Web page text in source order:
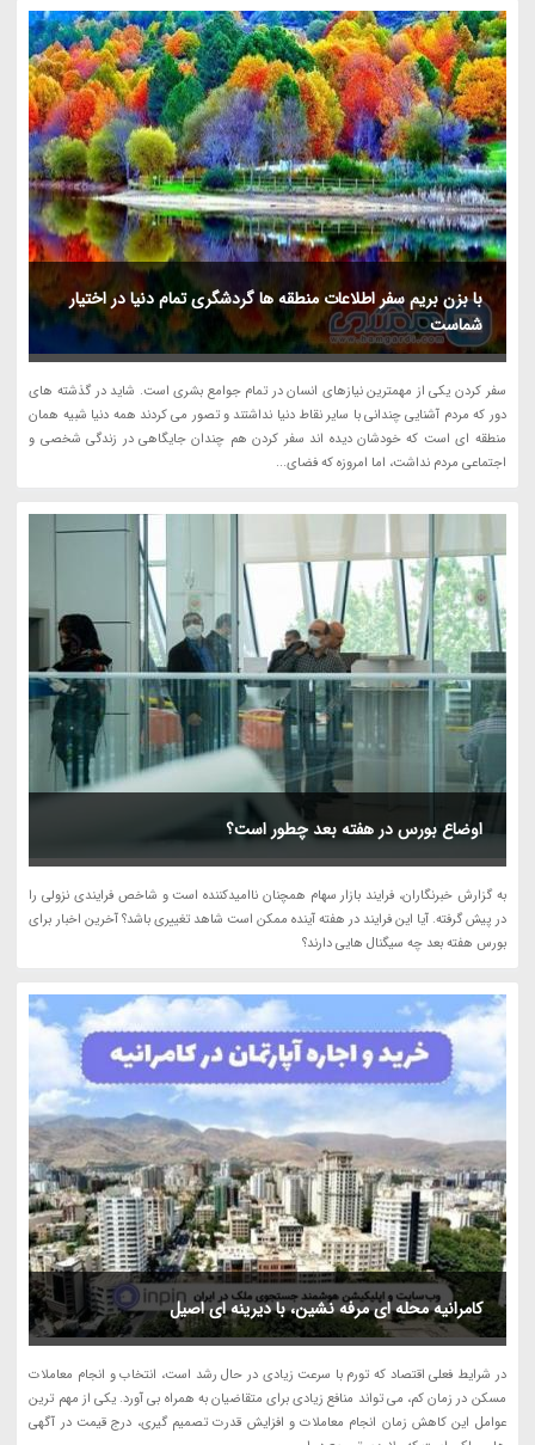
با بزن بریم سفر اطلاعات منطقه ها گردشگری تمام دنیا در اختیار
شماست
سفر کردن یکی از مهمترین نیازهای انسان در تمام جوامع بشری است. شاید در گذشته های
دور که مردم آشنایی چندانی با سایر نقاط دنیا نداشتند و تصور می کردند همه دنیا شبیه همان
منطقه ای است که خودشان دیده اند سفر کردن هم چندان جایگاهی در زندگی شخصی و
اجتماعی مردم نداشت، اما امروزه که فضای...
اوضاع بورس در هفته بعد چطور است؟
به گزارش خبرنگاران، فرایند بازار سهام همچنان ناامیدکننده است و شاخص فرایندی نزولی را
در پیش گرفته. آیا این فرایند در هفته آینده ممکن است شاهد تغییری باشد؟ آخرین اخبار برای
بورس هفته بعد چه سیگنال هایی دارند؟
کامرانیه محله ای مرفه نشین، با دیرینه ای اصیل
در شرایط فعلی اقتصاد که تورم با سرعت زیادی در حال رشد است، انتخاب و انجام معاملات
مسکن در زمان کم، می تواند منافع زیادی برای متقاضیان به همراه بی آورد. یکی از مهم ترین
عوامل این کاهش زمان انجام معاملات و افزایش قدرت تصمیم گیری، درج قیمت در آگهی